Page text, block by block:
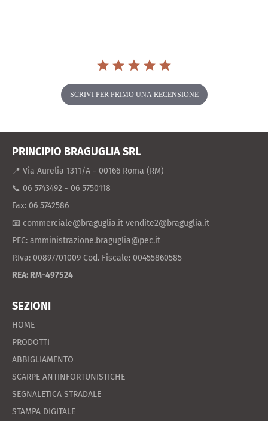
SCRIVI PER PRIMO UNA RECENSIONE
PRINCIPIO BRAGUGLIA SRL
📍 Via Aurelia 1311/A - 00166 Roma (RM)
📞 06 5743492 - 06 5750118
Fax: 06 5742586
📧 commerciale@braguglia.it vendite2@braguglia.it
PEC: amministrazione.braguglia@pec.it
P.Iva: 00897701009 Cod. Fiscale: 00455860585
REA: RM-497524
SEZIONI
HOME
PRODOTTI
ABBIGLIAMENTO
SCARPE ANTINFORTUNISTICHE
SEGNALETICA STRADALE
STAMPA DIGITALE